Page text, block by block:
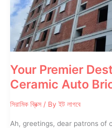
Your Premier
Ceramic Auto
সিরামিক ব্রিক্স / By ইট লাগবে
Ah, greetings, dear patrons of